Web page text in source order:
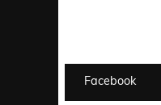
Facebook